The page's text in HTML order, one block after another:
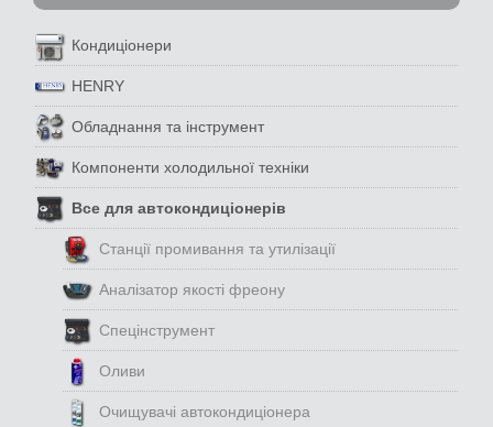
Кондиціонери
HENRY
Обладнання та інструмент
Компоненти холодильної техніки
Все для автокондиціонерів
Станції промивання та утилізації
Аналізатор якості фреону
Спецінструмент
Оливи
Очищувачі автокондиціонера